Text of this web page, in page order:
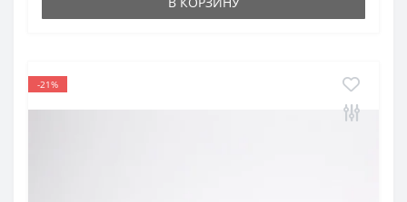
-21%